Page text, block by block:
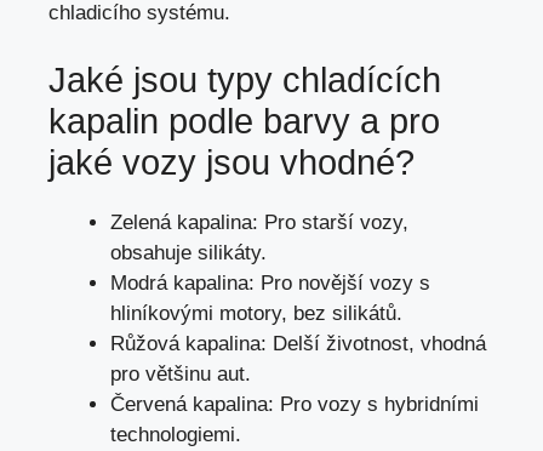
chladicího systému.
Jaké jsou typy chladících
kapalin podle barvy a pro
jaké vozy jsou vhodné?
Zelená kapalina: Pro starší vozy,
obsahuje silikáty.
Modrá kapalina: Pro novější vozy s
hliníkovými motory, bez silikátů.
Růžová kapalina: Delší životnost, vhodná
pro většinu aut.
Červená kapalina: Pro vozy s hybridními
technologiemi.